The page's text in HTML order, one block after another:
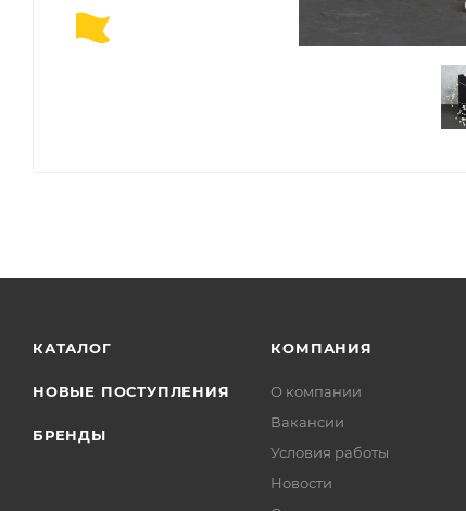
КАТАЛОГ
НОВЫЕ ПОСТУПЛЕНИЯ
БРЕНДЫ
КОМПАНИЯ
О компании
Вакансии
Условия работы
Новости